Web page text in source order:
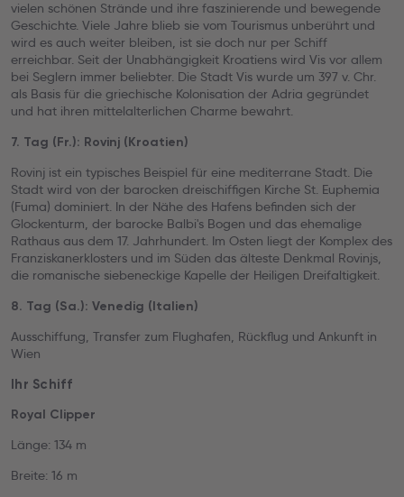
vielen schönen Strände und ihre faszinierende und bewegende
Geschichte. Viele Jahre blieb sie vom Tourismus unberührt und
wird es auch weiter bleiben, ist sie doch nur per Schiff
erreichbar. Seit der Unabhängigkeit Kroatiens wird Vis vor allem
bei Seglern immer beliebter. Die Stadt Vis wurde um 397 v. Chr.
als Basis für die griechische Kolonisation der Adria gegründet
und hat ihren mittelalterlichen Charme bewahrt.
7. Tag (Fr.): Rovinj (Kroatien)
Rovinj ist ein typisches Beispiel für eine mediterrane Stadt. Die
Stadt wird von der barocken dreischiffigen Kirche St. Euphemia
(Fuma) dominiert. In der Nähe des Hafens befinden sich der
Glockenturm, der barocke Balbi's Bogen und das ehemalige
Rathaus aus dem 17. Jahrhundert. Im Osten liegt der Komplex des
Franziskanerklosters und im Süden das älteste Denkmal Rovinjs,
die romanische siebeneckige Kapelle der Heiligen Dreifaltigkeit.
8. Tag (Sa.): Venedig (Italien)
Ausschiffung, Transfer zum Flughafen, Rückflug und Ankunft in
Wien
Ihr Schiff
Royal Clipper
Länge: 134 m
Breite: 16 m